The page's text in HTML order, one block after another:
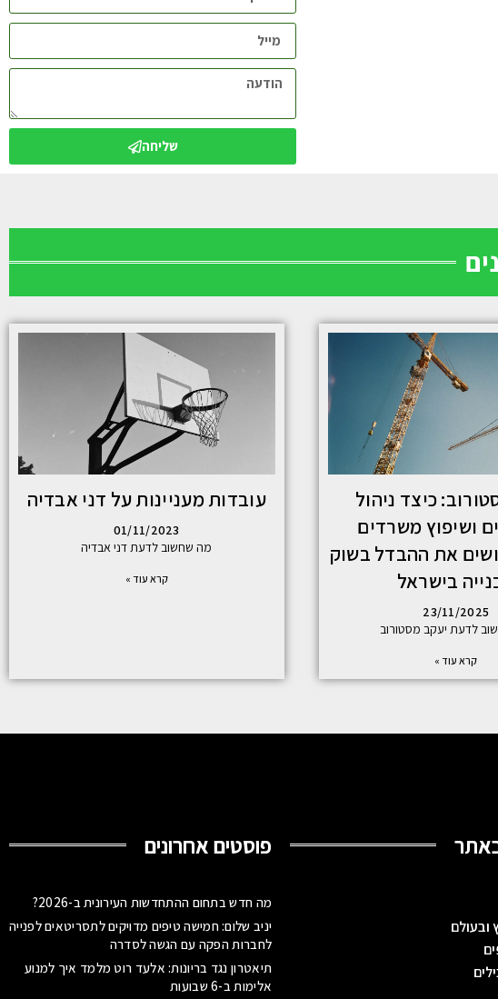
שליחה
כיצד ניהול
ושיפוץ משרדים
את ההבדל בשוק
בישראל
23/11/2025
לדעת יעקב מסטורוב
קרא עוד »
עובדות מעניינות על דני אבדיה
01/11/2023
מה שחשוב לדעת דני אבדיה
קרא עוד »
ובעולם
פוסטים אחרונים
מה חדש בתחום ההתחדשות העירונית ב-2026?
יניב שלום: חמישה טיפים מדויקים לתסריטאים לפנייה
לחברות הפקה עם הגשה לסדרה
תיאטרון נגד בריונות: אלעד רוט מלמד איך למנוע
אלימות ב-6 שבועות